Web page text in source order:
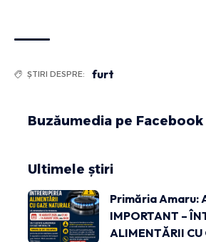
ȘTIRI DESPRE: furt
Buzăumedia pe Facebook
Ultimele știri
Primăria Amaru:
IMPORTANT –
ALIMENTĂRII CU